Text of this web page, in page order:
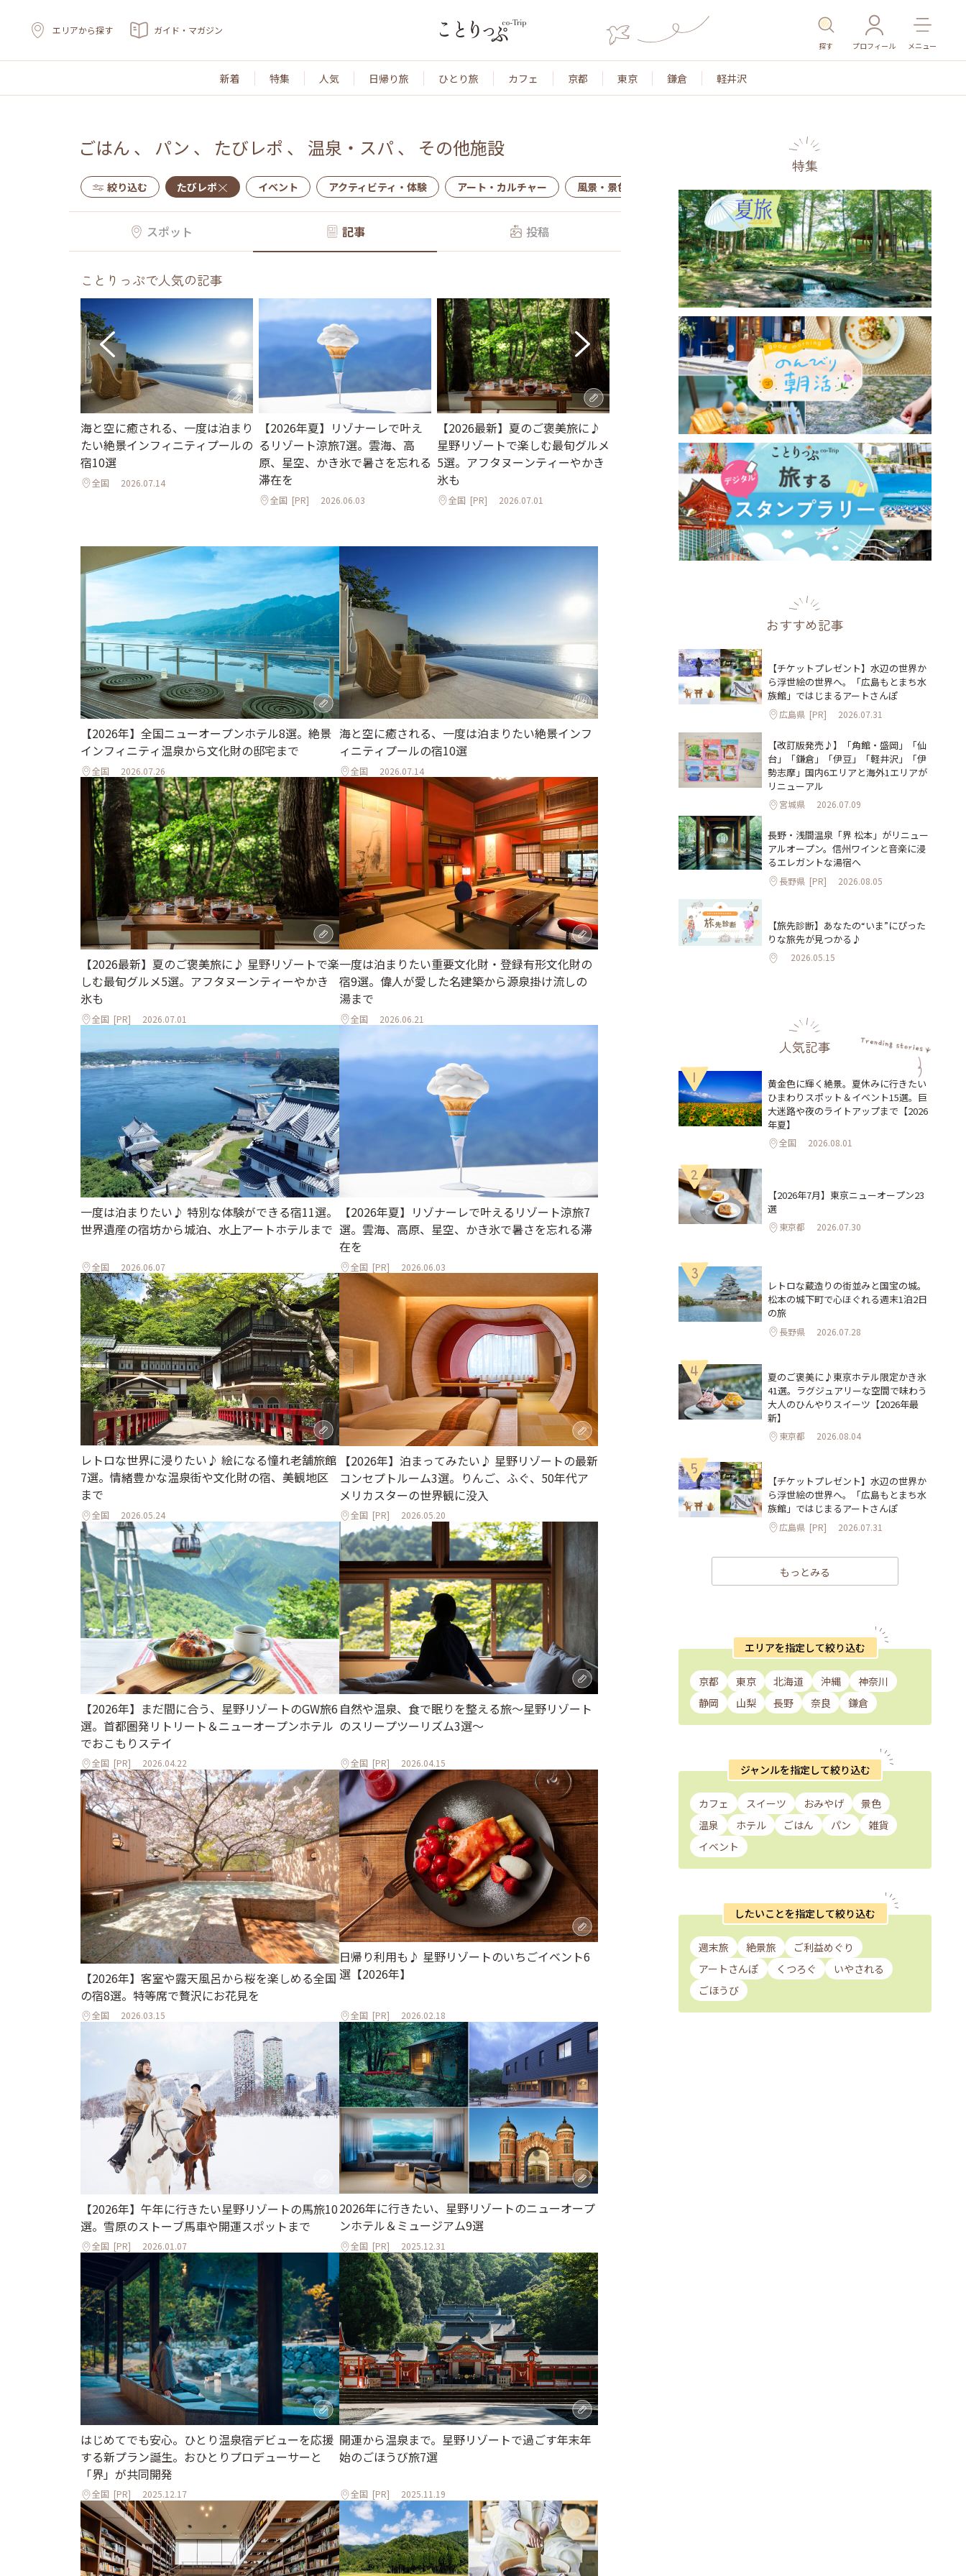
エリアから探す ガイド・マガジン
探す プロフィール メニュー
新着 特集 人気 日帰り旅 ひとり旅 カフェ 京都 東京 鎌倉 軽井沢
ごはん 、 パン 、 たびレポ 、 温泉・スパ 、 その他施設
絞り込む たびレポ イベント アクティビティ・体験 アート・カルチャー 風景・景色 名所・旧跡 温泉・スパ その他施設 ごはん
スポット 記事 投稿
ことりっぷで人気の記事
海と空に癒される、一度は泊まり
たい絶景インフィニティプールの
宿10選
全国 2026.07.14
【2026年夏】リゾナーレで叶え
るリゾート涼旅7選。雲海、高
原、星空、かき氷で暑さを忘れる
滞在を
全国 [PR] 2026.06.03
【2026最新】夏のご褒美旅に♪
星野リゾートで楽しむ最旬グルメ
5選。アフタヌーンティーやかき
氷も
全国 [PR] 2026.07.01
【2026年】全国ニューオープン
ホテル8選。絶景インフィニティ
温泉から文化財の邸宅まで
2026.07.26
【2026年】全国ニューオープンホテル8選。絶景
インフィニティ温泉から文化財の邸宅まで
全国 2026.07.26
海と空に癒される、一度は泊まりたい絶景インフ
ィニティプールの宿10選
全国 2026.07.14
【2026最新】夏のご褒美旅に♪ 星野リゾートで楽
しむ最旬グルメ5選。アフタヌーンティーやかき
氷も
全国 [PR] 2026.07.01
一度は泊まりたい重要文化財・登録有形文化財の
宿9選。偉人が愛した名建築から源泉掛け流しの
湯まで
全国 2026.06.21
一度は泊まりたい♪ 特別な体験ができる宿11選。
世界遺産の宿坊から城泊、水上アートホテルまで
全国 2026.06.07
【2026年夏】リゾナーレで叶えるリゾート涼旅7
選。雲海、高原、星空、かき氷で暑さを忘れる滞
在を
全国 [PR] 2026.06.03
レトロな世界に浸りたい♪ 絵になる憧れ老舗旅館
7選。情緒豊かな温泉街や文化財の宿、美観地区
まで
全国 2026.05.24
【2026年】泊まってみたい♪ 星野リゾートの最新
コンセプトルーム3選。りんご、ふぐ、50年代ア
メリカスターの世界観に没入
全国 [PR] 2026.05.20
【2026年】まだ間に合う、星野リゾートのGW旅6
選。首都圏発リトリート＆ニューオープンホテル
でおこもりステイ
全国 [PR] 2026.04.22
自然や温泉、食で眠りを整える旅～星野リゾート
のスリープツーリズム3選～
全国 [PR] 2026.04.15
【2026年】客室や露天風呂から桜を楽しめる全国
の宿8選。特等席で贅沢にお花見を
全国 2026.03.15
日帰り利用も♪ 星野リゾートのいちごイベント6
選【2026年】
全国 [PR] 2026.02.18
【2026年】午年に行きたい星野リゾートの馬旅10
選。雪原のストーブ馬車や開運スポットまで
全国 [PR] 2026.01.07
2026年に行きたい、星野リゾートのニューオープ
ンホテル＆ミュージアム9選
全国 [PR] 2025.12.31
はじめてでも安心。ひとり温泉宿デビューを応援
する新プラン誕生。おひとりプロデューサーと
「界」が共同開発
全国 [PR] 2025.12.17
開運から温泉まで。星野リゾートで過ごす年末年
始のごほうび旅7選
全国 [PR] 2025.11.19
特集
おすすめ記事
【チケットプレゼント】水辺の世界か
ら浮世絵の世界へ。「広島もとまち水
族館」ではじまるアートさんぽ
広島県 [PR] 2026.07.31
【改訂版発売♪】「角館・盛岡」「仙
台」「鎌倉」「伊豆」「軽井沢」「伊
勢志摩」国内6エリアと海外1エリアが
リニューアル
宮城県 2026.07.09
長野・浅間温泉「界 松本」がリニュー
アルオープン。信州ワインと音楽に浸
るエレガントな湯宿へ
長野県 [PR] 2026.08.05
【旅先診断】あなたの“いま”にぴった
りな旅先が見つかる♪
2026.05.15
人気記事
1
黄金色に輝く絶景。夏休みに行きたい
ひまわりスポット＆イベント15選。巨
大迷路や夜のライトアップまで【2026
年夏】
全国 2026.08.01
2
【2026年7月】東京ニューオープン23
選
東京都 2026.07.30
3
レトロな蔵造りの街並みと国宝の城。
松本の城下町で心ほぐれる週末1泊2日
の旅
長野県 2026.07.28
4
夏のご褒美に♪東京ホテル限定かき氷
41選。ラグジュアリーな空間で味わう
大人のひんやりスイーツ【2026年最
新】
東京都 2026.08.04
5
【チケットプレゼント】水辺の世界か
ら浮世絵の世界へ。「広島もとまち水
族館」ではじまるアートさんぽ
広島県 [PR] 2026.07.31
もっとみる
エリアを指定して絞り込む
京都 東京 北海道 沖縄
神奈川
静岡
山梨 長野 奈良 鎌倉
ジャンルを指定して絞り込む
カフェ スイーツ おみやげ
景色
温泉
ホテル ごはん パン
雑貨
イベント
したいことを指定して絞り込む
週末旅 絶景旅
ご利益めぐり
アートさんぽ
くつろぐ
いやされる
ごほうび